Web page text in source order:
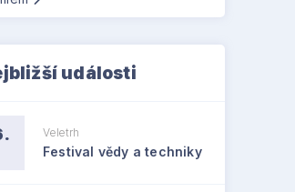
události
Veletrh
Festival vědy a techniky